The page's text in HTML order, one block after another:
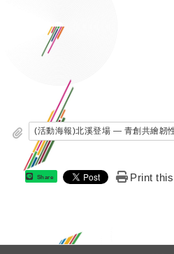
(活動海報)北溪登場 — 青創共繪韌
Share Print